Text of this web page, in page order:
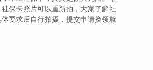
保卡照片可以重新拍，大家了解社
要求后自行拍摄，提交申请换领就